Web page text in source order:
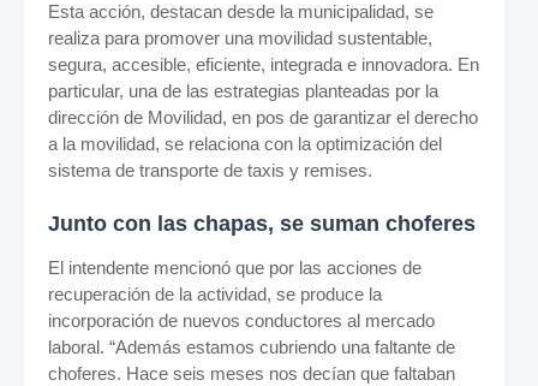
Esta acción, destacan desde la municipalidad, se
realiza para promover una movilidad sustentable,
segura, accesible, eficiente, integrada e innovadora. En
particular, una de las estrategias planteadas por la
dirección de Movilidad, en pos de garantizar el derecho
a la movilidad, se relaciona con la optimización del
sistema de transporte de taxis y remises.
Junto con las chapas, se suman choferes
El intendente mencionó que por las acciones de
recuperación de la actividad, se produce la
incorporación de nuevos conductores al mercado
laboral. “Además estamos cubriendo una faltante de
choferes. Hace seis meses nos decían que faltaban